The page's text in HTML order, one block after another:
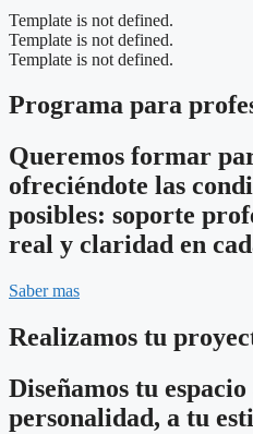
Template is not defined.
Template is not defined.
Template is not defined.
Programa para
Queremos formar
ofreciéndote las
posibles: soporte
real y claridad en
Saber mas
Realizamos tu
Diseñamos tu
personalidad, a tu